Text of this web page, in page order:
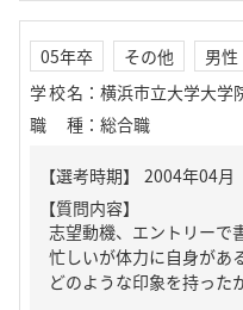
05年卒 その他
男性
学校名 ： 横浜市立大学大学
職種 ： 総合職
【質問内容】
志望動機、エントリーで
忙しいが体力に自身があ
どのような印象を持った